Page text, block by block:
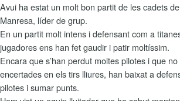
Avui ha estat un molt bon partit de les cadets
Manresa, líder de grup.
En un partit molt intens i defensant com a
jugadores ens han fet gaudir i patir moltíssim.
Encara que s’han perdut moltes pilotes i que
encertades en els tirs lliures, han baixat a
pilotes i sumar punts.